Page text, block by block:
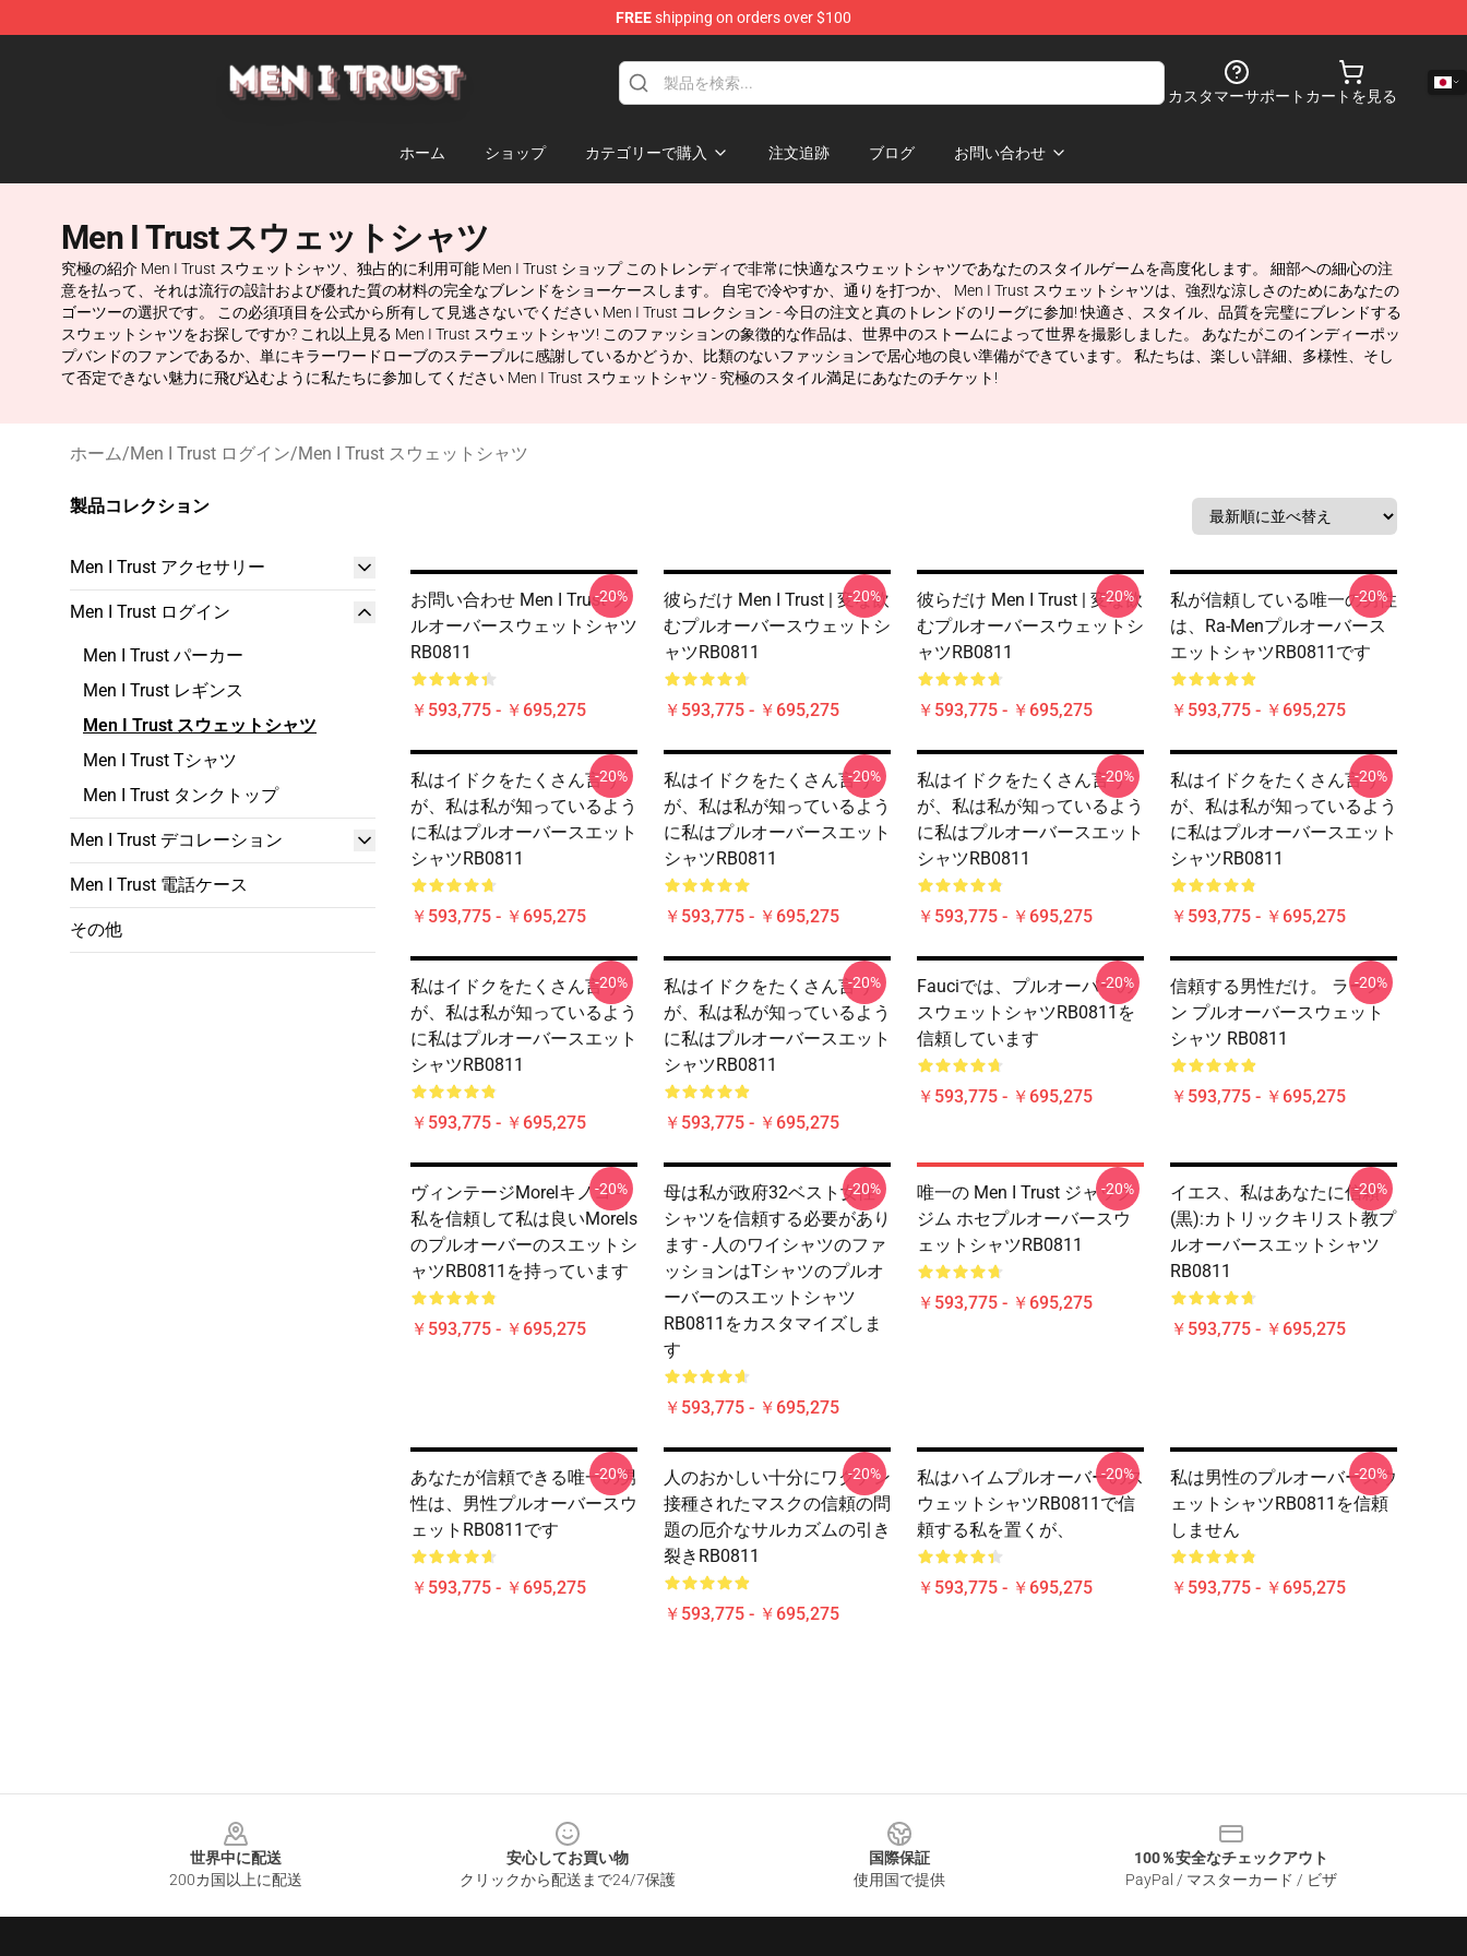
FREEshipping on orders over $100
カスタマーサポート カートを見る
ホーム ショップ カテゴリーで購入 注文追跡 ブログ お問い合わせ
Men I Trust スウェットシャツ
究極の紹介 Men I Trust スウェットシャツ、独占的に利用可能 Men I Trust ショップ このトレンディで非常に快適なスウェットシャツであなたのスタイルゲームを高度化します。 細部への細心の注
意を払って、それは流行の設計および優れた質の材料の完全なブレンドをショーケースします。 自宅で冷やすか、通りを打つか、 Men I Trust スウェットシャツは、強烈な涼しさのためにあなたの
ゴーツーの選択です。 この必須項目を公式から所有して見逃さないでください Men I Trust コレクション - 今日の注文と真のトレンドのリーグに参加! 快適さ、スタイル、品質を完璧にブレンドする
スウェットシャツをお探しですか? これ以上見る Men I Trust スウェットシャツ! このファッションの象徴的な作品は、世界中のストームによって世界を撮影しました。 あなたがこのインディーポッ
プバンドのファンであるか、単にキラーワードローブのステープルに感謝しているかどうか、比類のないファッションで居心地の良い準備ができています。 私たちは、楽しい詳細、多様性、そし
て否定できない魅力に飛び込むように私たちに参加してください Men I Trust スウェットシャツ - 究極のスタイル満足にあなたのチケット!
ホーム/Men I Trust ログイン/Men I Trust スウェットシャツ
製品コレクション
Men I Trust アクセサリー
Men I Trust ログイン
Men I Trust パーカー
Men I Trust レギンス
Men I Trust スウェットシャツ
Men I Trust Tシャツ
Men I Trust タンクトップ
Men I Trust デコレーション
Men I Trust 電話ケース
その他
お問い合わせ Men I Trust プ
ルオーバースウェットシャツ
RB0811
￥593,775 - ￥695,275
-20%
彼らだけ Men I Trust | 変な飲
むプルオーバースウェットシ
ャツRB0811
￥593,775 - ￥695,275
-20%
彼らだけ Men I Trust | 変な飲
むプルオーバースウェットシ
ャツRB0811
￥593,775 - ￥695,275
-20%
私が信頼している唯一の男性
は、Ra-Menプルオーバース
エットシャツRB0811です
￥593,775 - ￥695,275
-20%
私はイドクをたくさん言う
が、私は私が知っているよう
に私はプルオーバースエット
シャツRB0811
￥593,775 - ￥695,275
-20%
私はイドクをたくさん言う
が、私は私が知っているよう
に私はプルオーバースエット
シャツRB0811
￥593,775 - ￥695,275
-20%
私はイドクをたくさん言う
が、私は私が知っているよう
に私はプルオーバースエット
シャツRB0811
￥593,775 - ￥695,275
-20%
私はイドクをたくさん言う
が、私は私が知っているよう
に私はプルオーバースエット
シャツRB0811
￥593,775 - ￥695,275
-20%
私はイドクをたくさん言う
が、私は私が知っているよう
に私はプルオーバースエット
シャツRB0811
￥593,775 - ￥695,275
-20%
私はイドクをたくさん言う
が、私は私が知っているよう
に私はプルオーバースエット
シャツRB0811
￥593,775 - ￥695,275
-20%
Fauciでは、プルオーバーの
スウェットシャツRB0811を
信頼しています
￥593,775 - ￥695,275
-20%
信頼する男性だけ。 ラーメ
ン プルオーバースウェット
シャツ RB0811
￥593,775 - ￥695,275
-20%
ヴィンテージMorelキノコ -
私を信頼して私は良いMorels
のプルオーバーのスエットシ
ャツRB0811を持っています
￥593,775 - ￥695,275
-20%
母は私が政府32ベスト女性
シャツを信頼する必要があり
ます - 人のワイシャツのファ
ッションはTシャツのプルオ
ーバーのスエットシャツ
RB0811をカスタマイズしま
す
￥593,775 - ￥695,275
-20%
唯一の Men I Trust ジャック
ジム ホセプルオーバースウ
ェットシャツRB0811
￥593,775 - ￥695,275
-20%
イエス、私はあなたに信頼
(黒):カトリックキリスト教プ
ルオーバースエットシャツ
RB0811
￥593,775 - ￥695,275
-20%
あなたが信頼できる唯一の男
性は、男性プルオーバースウ
ェットRB0811です
￥593,775 - ￥695,275
-20%
人のおかしい十分にワクチン
接種されたマスクの信頼の問
題の厄介なサルカズムの引き
裂きRB0811
￥593,775 - ￥695,275
-20%
私はハイムプルオーバーのス
ウェットシャツRB0811で信
頼する私を置くが、
￥593,775 - ￥695,275
-20%
私は男性のプルオーバースウ
ェットシャツRB0811を信頼
しません
￥593,775 - ￥695,275
-20%
世界中に配送
200カ国以上に配送
安心してお買い物
クリックから配送まで24/7保護
国際保証
使用国で提供
100％安全なチェックアウト
PayPal / マスターカード / ビザ